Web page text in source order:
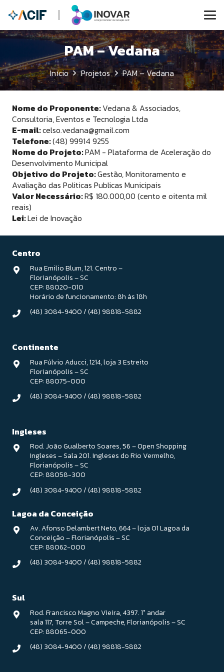
PAM – Vedana
Início Projetos PAM – Vedana
Nome do Proponente:Vedana & Associados,
Consultoria, Eventos e Tecnologia Ltda
E-mail:celso.vedana@gmail.com
Telefone:(48) 99914 9255
Nome do Projeto:PAM - Plataforma de Aceleração do
Desenvolvimento Municipal
Objetivo do Projeto:Gestão, Monitoramento e
Avaliação das Politicas Publicas Municipais
Valor Necessário:R$ 180.000,00 (cento e oitenta mil
reais)
Lei:Lei de Inovação
Centro
Rua Emilio Blum, 121. Centro –
Florianópolis – SC
CEP: 88020-010
Horário de funcionamento: 8h às 18h
(48) 3084-9400/(48) 98818-5882
Continente
Rua Fúlvio Aducci, 1214, loja 3 Estreito
Florianópolis – SC
CEP: 88075-000
(48) 3084-9400/(48) 98818-5882
Ingleses
Rod. João Gualberto Soares, 56 – Open Shopping
Ingleses – Sala 201. Ingleses do Rio Vermelho,
Florianópolis – SC
CEP: 88058-300
(48) 3084-9400/(48) 98818-5882
Lagoa da Conceição
Av. Afonso Delambert Neto, 664 – loja 01 Lagoa da
Conceição – Florianópolis – SC
CEP: 88062-000
(48) 3084-9400/(48) 98818-5882
Sul
Rod. Francisco Magno Vieira, 4397. 1° andar
sala 117, Torre Sol – Campeche, Florianópolis – SC
CEP: 88065-000
(48) 3084-9400/(48) 98818-5882